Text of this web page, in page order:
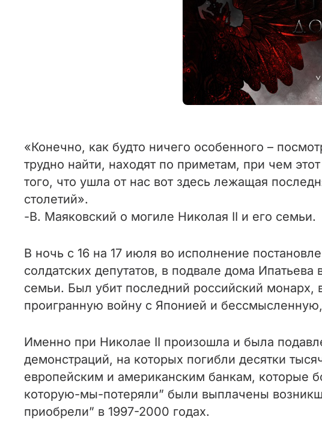
«Конечно, как будто ничего особенного –
трудно найти, находят по приметам, при чем
того, что ушла от нас вот здесь лежащая
столетий».
-В. Маяковский о могиле Николая II и его семьи.
В ночь с 16 на 17 июля во исполнение
солдатских депутатов, в подвале дома
семьи. Был убит последний российский
проигранную войну с Японией и
Именно при Николае II произошла и была
демонстраций, на которых погибли десятки
европейским и американским банкам, которые
которую-мы-потеряли” были выплачены
приобрели” в 1997-2000 годах.